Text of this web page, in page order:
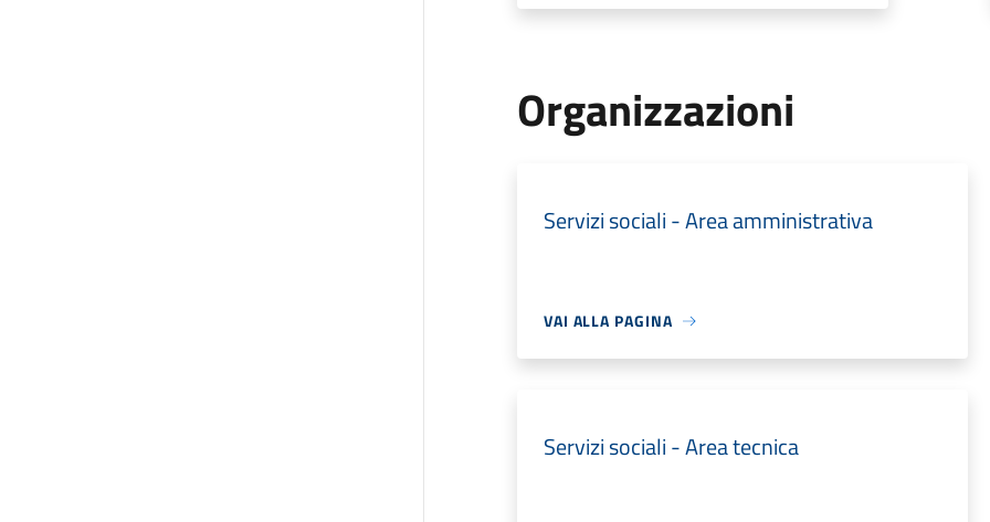
Organizzazioni
Servizi sociali - Area amministrativa
VAI ALLA PAGINA
Servizi sociali - Area tecnica